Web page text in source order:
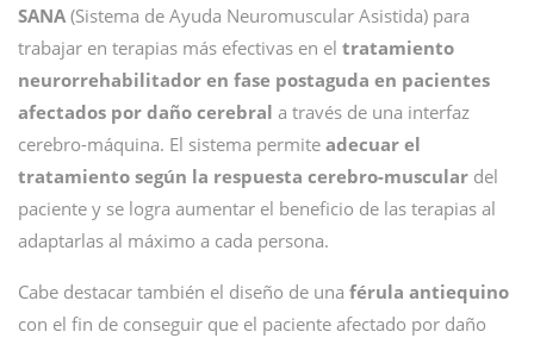
SANA (Sistema de Ayuda Neuromuscular Asistida) para
trabajar en terapias más efectivas en el tratamiento
neurorrehabilitador en fase postaguda en pacientes
afectados por daño cerebral a través de una interfaz
cerebro-máquina. El sistema permite adecuar el
tratamiento según la respuesta cerebro-muscular del
paciente y se logra aumentar el beneficio de las terapias al
adaptarlas al máximo a cada persona.
Cabe destacar también el diseño de una férula antiequino
con el fin de conseguir que el paciente afectado por daño